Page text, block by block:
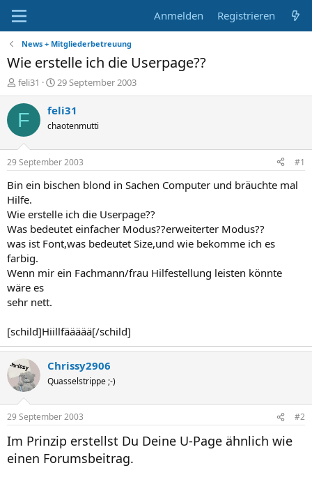
Anmelden Registrieren
News + Mitgliederbetreuung
Wie erstelle ich die Userpage??
E
r
s
e
r
feli31
E
r
s
e
t
a
29 September 2003
F feli31
chaotenmutti
29 September 2003 #1
Bin ein bischen blond in Sachen Computer und bräuchte mal
Hilfe.
Wie erstelle ich die Userpage??
Was bedeutet einfacher Modus??erweiterter Modus??
was ist Font,was bedeutet Size,und wie bekomme ich es
farbig.
Wenn mir ein Fachmann/frau Hilfestellung leisten könnte
wäre es
sehr nett.
[schild]Hiillfäääää[/schild]
Chrissy2906
Quasselstrippe ;-)
29 September 2003 #2
Im Prinzip erstellst Du Deine U-Page ähnlich wie
einen Forumsbeitrag.